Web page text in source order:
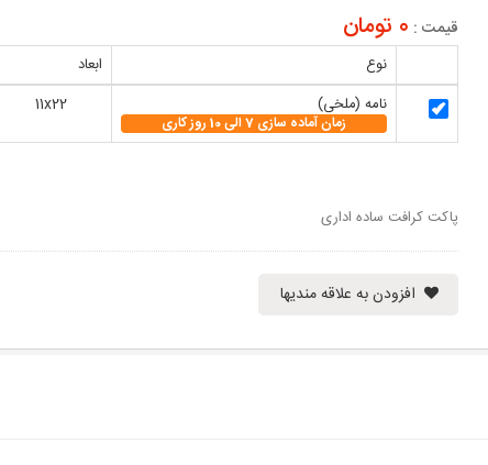
قیمت : 0 تومان
نوع ابعاد
نامه (ملخی)
زمان آماده سازی 7 الی 10 روز کاری
11x22
پاکت کرافت ساده اداری
افزودن به علاقه مندیها